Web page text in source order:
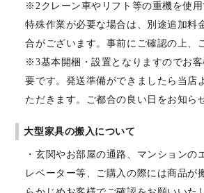
※2クレーン車やリフト等の重機を使
特殊作業が必要な場合は、別途追加料
合がございます。事前にご確認の上、
※3基本開梱・設置となりますのでお
要です。発送準備ができましたら当店
ただきます。ご都合の良い日をお知ら
大型家具の搬入について
・玄関やお部屋の通路、マンションの
レベーター等、ご購入の際には商品が